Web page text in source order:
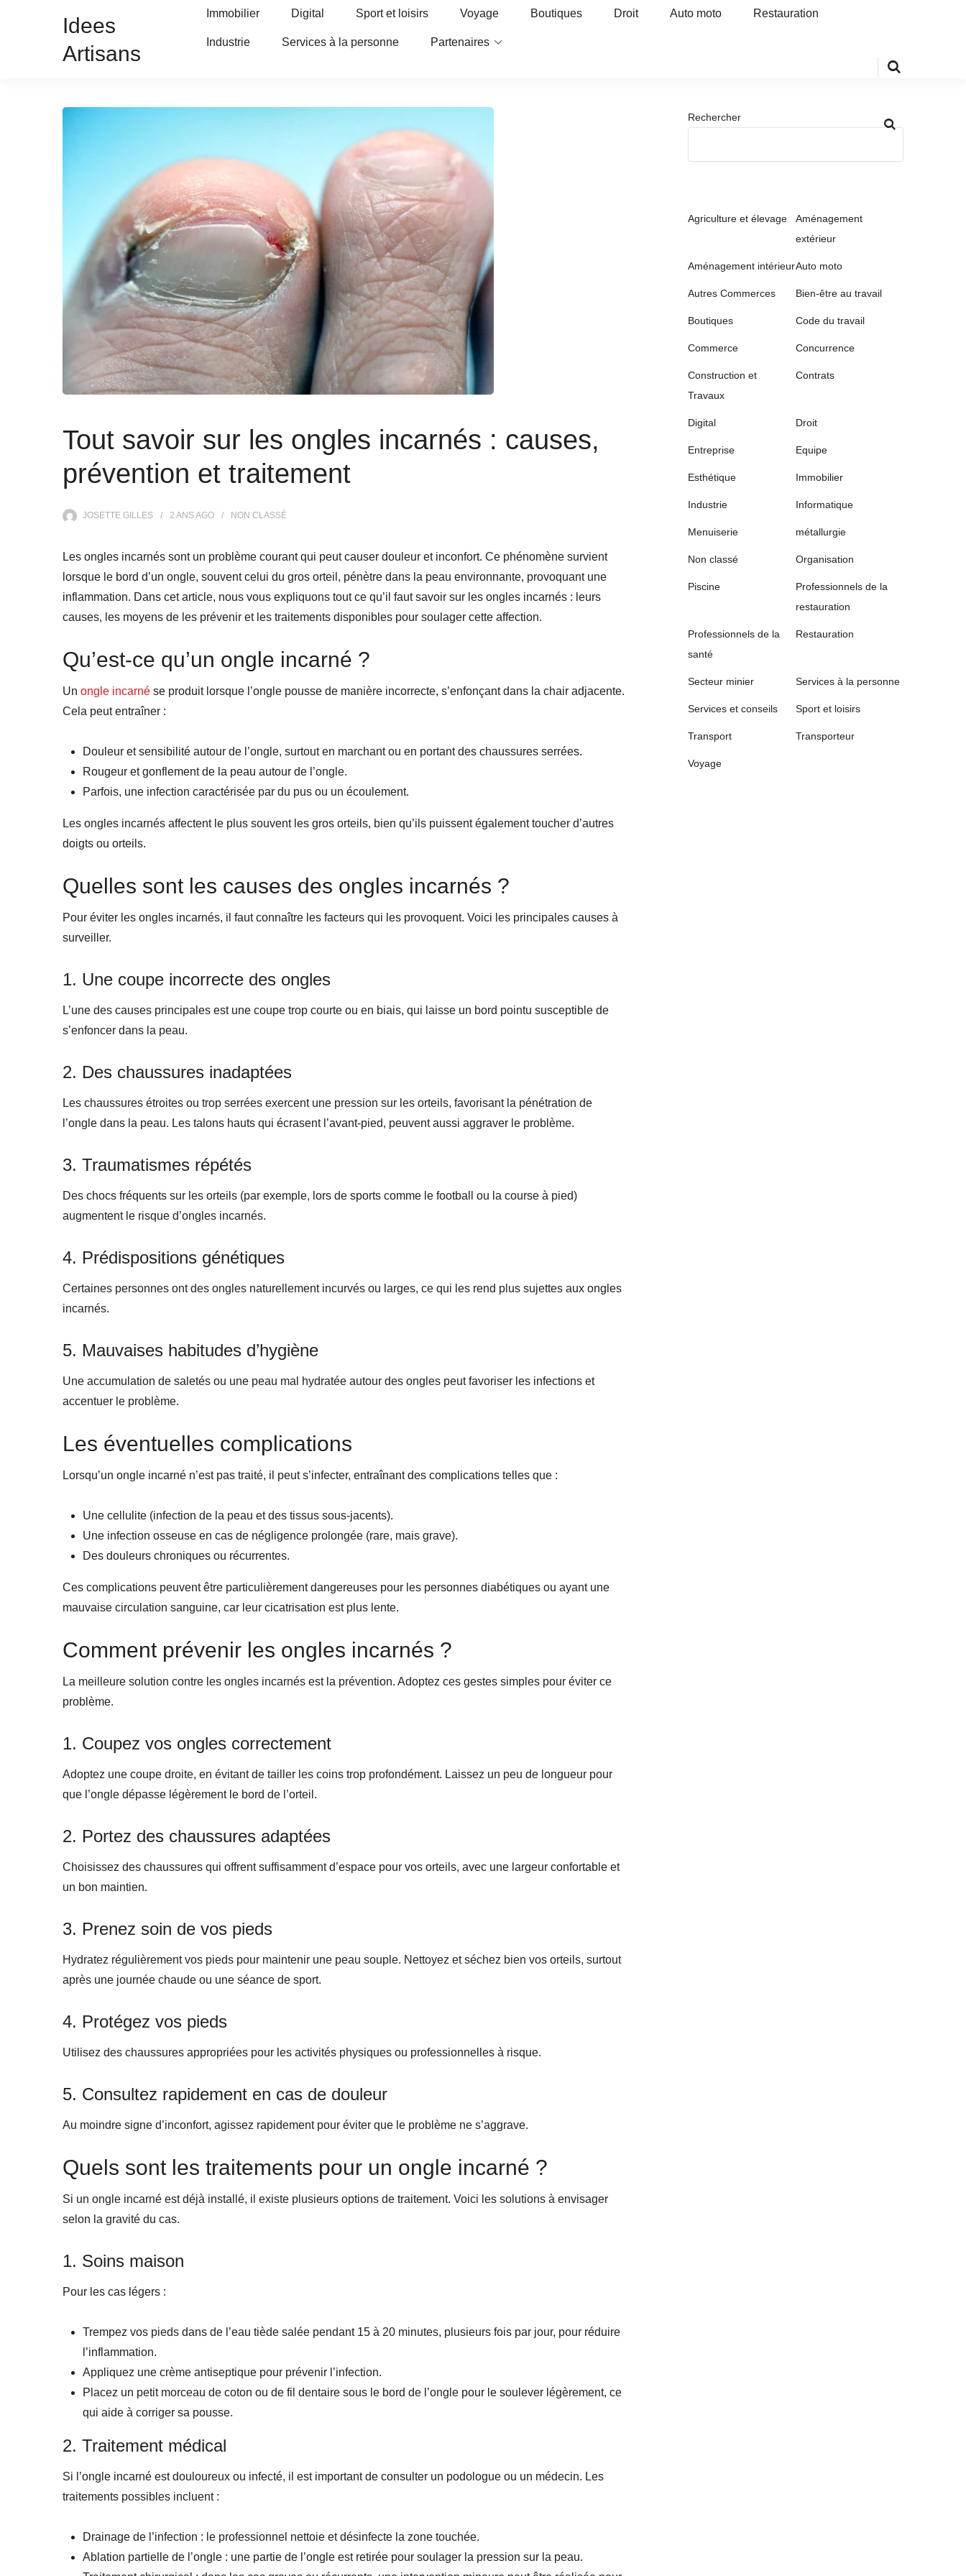
Idees
Artisans
Immobilier Digital Sport et loisirs Voyage Boutiques Droit Auto moto Restauration
Industrie Services à la personne Partenaires
Tout savoir sur les ongles incarnés : causes,
prévention et traitement
JOSETTE GILLES 2 ANSAGO NON CLASSÉ
Les ongles incarnés sont un problème courant qui peut causer douleur et inconfort. Ce phénomène survient
lorsque le bord d’un ongle, souvent celui du gros orteil, pénètre dans la peau environnante, provoquant une
inflammation. Dans cet article, nous vous expliquons tout ce qu’il faut savoir sur les ongles incarnés : leurs
causes, les moyens de les prévenir et les traitements disponibles pour soulager cette affection.
Qu’est-ce qu’un ongle incarné ?
Un ongle incarné se produit lorsque l’ongle pousse de manière incorrecte, s’enfonçant dans la chair adjacente.
Cela peut entraîner :
Douleur et sensibilité autour de l’ongle, surtout en marchant ou en portant des chaussures serrées.
Rougeur et gonflement de la peau autour de l’ongle.
Parfois, une infection caractérisée par du pus ou un écoulement.
Les ongles incarnés affectent le plus souvent les gros orteils, bien qu’ils puissent également toucher d’autres
doigts ou orteils.
Quelles sont les causes des ongles incarnés ?
Pour éviter les ongles incarnés, il faut connaître les facteurs qui les provoquent. Voici les principales causes à
surveiller.
1. Une coupe incorrecte des ongles
L’une des causes principales est une coupe trop courte ou en biais, qui laisse un bord pointu susceptible de
s’enfoncer dans la peau.
2. Des chaussures inadaptées
Les chaussures étroites ou trop serrées exercent une pression sur les orteils, favorisant la pénétration de
l’ongle dans la peau. Les talons hauts qui écrasent l’avant-pied, peuvent aussi aggraver le problème.
3. Traumatismes répétés
Des chocs fréquents sur les orteils (par exemple, lors de sports comme le football ou la course à pied)
augmentent le risque d’ongles incarnés.
4. Prédispositions génétiques
Certaines personnes ont des ongles naturellement incurvés ou larges, ce qui les rend plus sujettes aux ongles
incarnés.
5. Mauvaises habitudes d’hygiène
Une accumulation de saletés ou une peau mal hydratée autour des ongles peut favoriser les infections et
accentuer le problème.
Les éventuelles complications
Lorsqu’un ongle incarné n’est pas traité, il peut s’infecter, entraînant des complications telles que :
Une cellulite (infection de la peau et des tissus sous-jacents).
Une infection osseuse en cas de négligence prolongée (rare, mais grave).
Des douleurs chroniques ou récurrentes.
Ces complications peuvent être particulièrement dangereuses pour les personnes diabétiques ou ayant une
mauvaise circulation sanguine, car leur cicatrisation est plus lente.
Comment prévenir les ongles incarnés ?
La meilleure solution contre les ongles incarnés est la prévention. Adoptez ces gestes simples pour éviter ce
problème.
1. Coupez vos ongles correctement
Adoptez une coupe droite, en évitant de tailler les coins trop profondément. Laissez un peu de longueur pour
que l’ongle dépasse légèrement le bord de l’orteil.
2. Portez des chaussures adaptées
Choisissez des chaussures qui offrent suffisamment d’espace pour vos orteils, avec une largeur confortable et
un bon maintien.
3. Prenez soin de vos pieds
Hydratez régulièrement vos pieds pour maintenir une peau souple. Nettoyez et séchez bien vos orteils, surtout
après une journée chaude ou une séance de sport.
4. Protégez vos pieds
Utilisez des chaussures appropriées pour les activités physiques ou professionnelles à risque.
5. Consultez rapidement en cas de douleur
Au moindre signe d’inconfort, agissez rapidement pour éviter que le problème ne s’aggrave.
Quels sont les traitements pour un ongle incarné ?
Si un ongle incarné est déjà installé, il existe plusieurs options de traitement. Voici les solutions à envisager
selon la gravité du cas.
1. Soins maison
Pour les cas légers :
Trempez vos pieds dans de l’eau tiède salée pendant 15 à 20 minutes, plusieurs fois par jour, pour réduire
l’inflammation.
Appliquez une crème antiseptique pour prévenir l’infection.
Placez un petit morceau de coton ou de fil dentaire sous le bord de l’ongle pour le soulever légèrement, ce
qui aide à corriger sa pousse.
2. Traitement médical
Si l’ongle incarné est douloureux ou infecté, il est important de consulter un podologue ou un médecin. Les
traitements possibles incluent :
Drainage de l’infection : le professionnel nettoie et désinfecte la zone touchée.
Ablation partielle de l’ongle : une partie de l’ongle est retirée pour soulager la pression sur la peau.
Rechercher
Agriculture et élevage
Aménagement
extérieur
Aménagement intérieurAuto moto
Autres Commerces Bien-être au travail
Boutiques Code du travail
Commerce Concurrence
Construction et
Travaux
Contrats
Digital Droit
Entreprise Equipe
Esthétique Immobilier
Industrie Informatique
Menuiserie métallurgie
Non classé Organisation
Piscine
Professionnels de la
restauration
Professionnels de la
santé
Restauration
Secteur minier Services à la personne
Services et conseils Sport et loisirs
Transport Transporteur
Voyage